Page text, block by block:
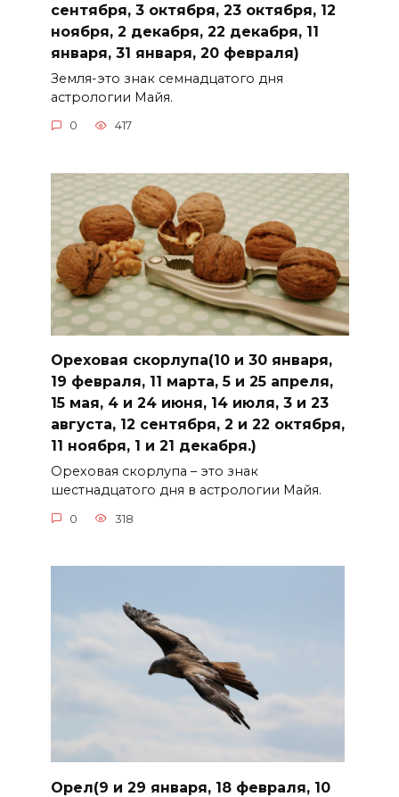
сентября, 3 октября, 23 октября, 12
ноября, 2 декабря, 22 декабря, 11
января, 31 января, 20 февраля)
Земля-это знак семнадцатого дня
астрологии Майя.
0 417
Ореховая скорлупа(10 и 30 января,
19 февраля, 11 марта, 5 и 25 апреля,
15 мая, 4 и 24 июня, 14 июля, 3 и 23
августа, 12 сентября, 2 и 22 октября,
11 ноября, 1 и 21 декабря.)
Ореховая скорлупа – это знак
шестнадцатого дня в астрологии Майя.
0 318
Орел(9 и 29 января, 18 февраля, 10